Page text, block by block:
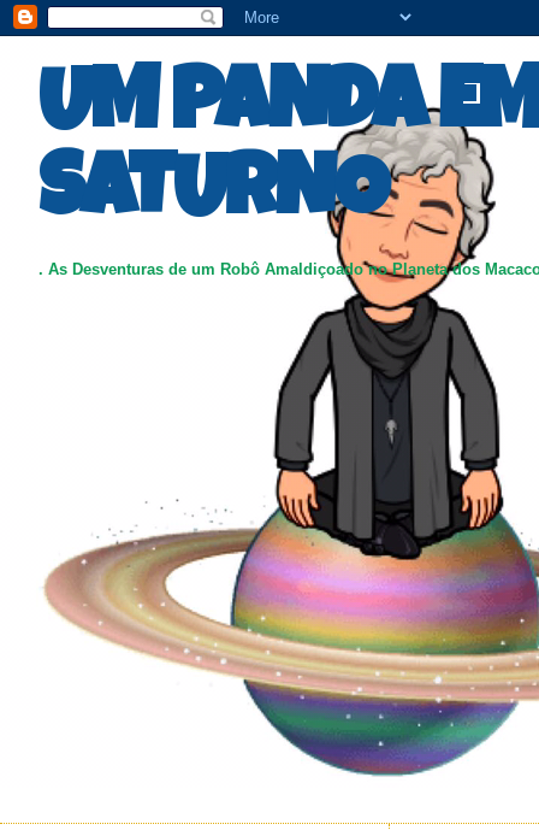
UM PANDA
SATURNO
. As Desventuras de um Robô Amaldiçoado no Planeta dos